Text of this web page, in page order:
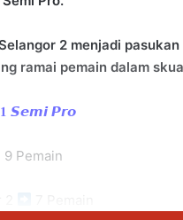
2 menjadi
ramai pemain dalam
𝙎𝙚𝙢𝙞 𝙋𝙧𝙤
9 Pemain